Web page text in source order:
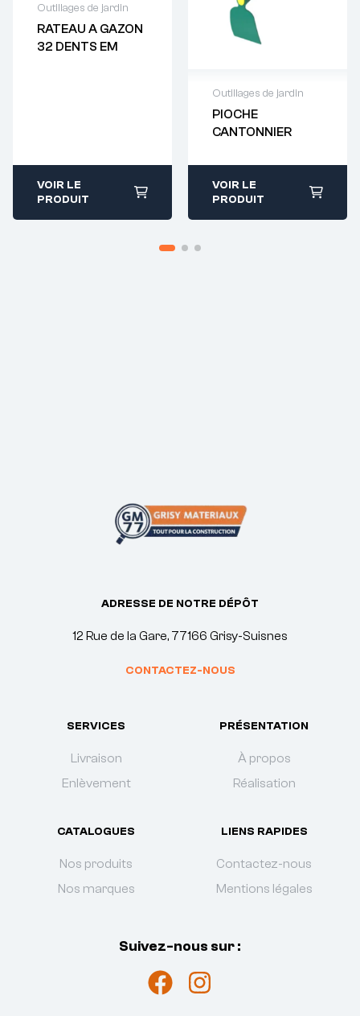
Outillages de jardin
RATEAU A GAZON
32 DENTS EM
Demande de
devis : 01 64 88
VOIR LE
PRODUIT
Outillages de jardin
PIOCHE
CANTONNIER
Demande de
devis : 01 64 88
VOIR LE
PRODUIT
ADRESSE DE NOTRE DÉPÔT
12 Rue de la Gare, 77166 Grisy-Suisnes
CONTACTEZ-NOUS
SERVICES
Livraison
Enlèvement
PRÉSENTATION
À propos
Réalisation
CATALOGUES
Nos produits
Nos marques
LIENS RAPIDES
Contactez-nous
Mentions légales
Suivez-nous sur :